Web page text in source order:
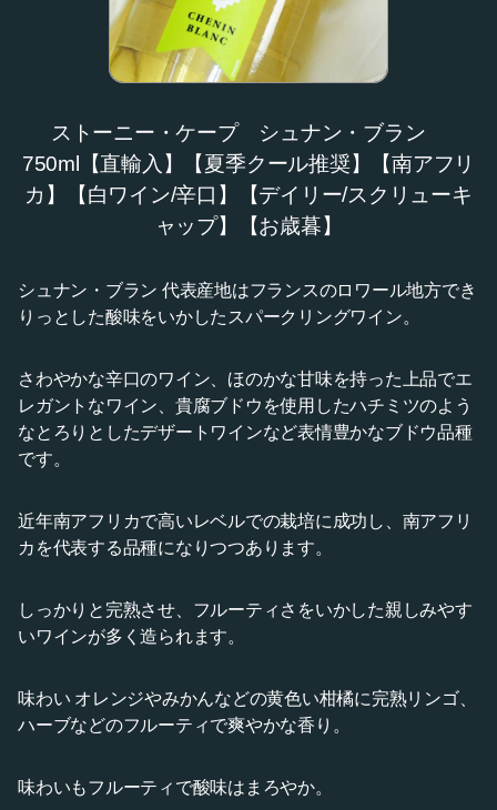
ストーニー・ケープ シュナン・ブラン
750ml【直輸入】【夏季クール推奨】【南アフリ
カ】【白ワイン/辛口】【デイリー/スクリューキ
ャップ】【お歳暮】
シュナン・ブラン 代表産地はフランスのロワール地方でき
りっとした酸味をいかしたスパークリングワイン。
さわやかな辛口のワイン、ほのかな甘味を持った上品でエ
レガントなワイン、貴腐ブドウを使用したハチミツのよう
なとろりとしたデザートワインなど表情豊かなブドウ品種
です。
近年南アフリカで高いレベルでの栽培に成功し、南アフリ
カを代表する品種になりつつあります。
しっかりと完熟させ、フルーティさをいかした親しみやす
いワインが多く造られます。
味わい オレンジやみかんなどの黄色い柑橘に完熟リンゴ、
ハーブなどのフルーティで爽やかな香り。
味わいもフルーティで酸味はまろやか。